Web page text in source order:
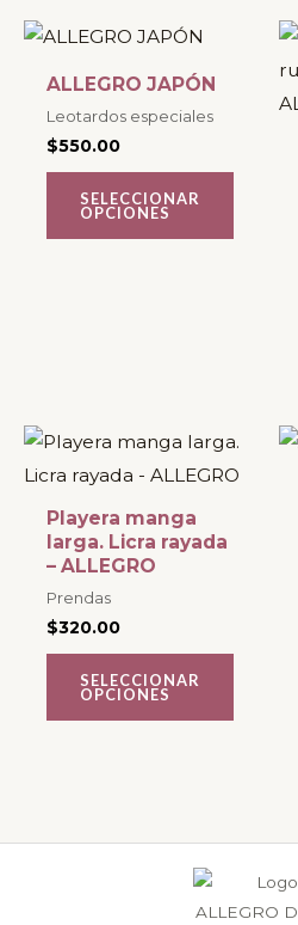
ALLEGRO JAPÓN
Leotardos especiales
$550.00
SELECCIONAR
OPCIONES
Este
múltiples
variantes.
opciones
página
de
Playera manga
larga. Licra rayada
– ALLEGRO
Prendas
$320.00
SELECCIONAR
OPCIONES
Este
producto
tiene
múltiples
variantes.
Las
opciones
pueden
página